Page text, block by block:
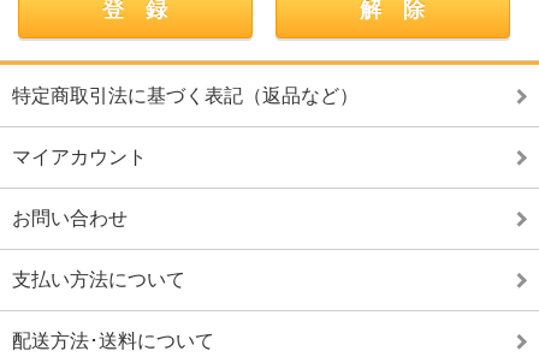
特定商取引法に基づく表記（返品など）
マイアカウント
お問い合わせ
支払い方法について
配送方法･送料について